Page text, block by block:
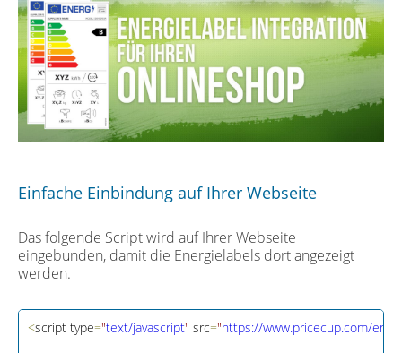
Einfache Einbindung auf Ihrer Webseite
Das folgende Script wird auf Ihrer Webseite
eingebunden, damit die Energielabels dort angezeigt
werden.
<script type="text/javascript" src="https://www.pricecup.com/